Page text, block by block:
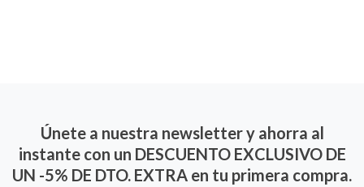
Únete a nuestra newsletter y ahorra al
instante con un DESCUENTO EXCLUSIVO DE
UN -5% DE DTO. EXTRA en tu primera compra.